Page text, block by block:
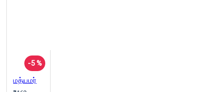
-5 %
மத்யமர்